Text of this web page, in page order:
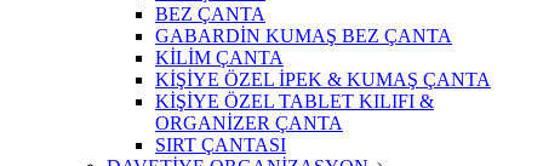
BEZ ÇANTA
GABARDİN KUMAŞ BEZ ÇANTA
KİLİM ÇANTA
KİŞİYE ÖZEL İPEK & KUMAŞ ÇANTA
KİŞİYE ÖZEL TABLET KILIFI &
ORGANİZER ÇANTA
SIRT ÇANTASI